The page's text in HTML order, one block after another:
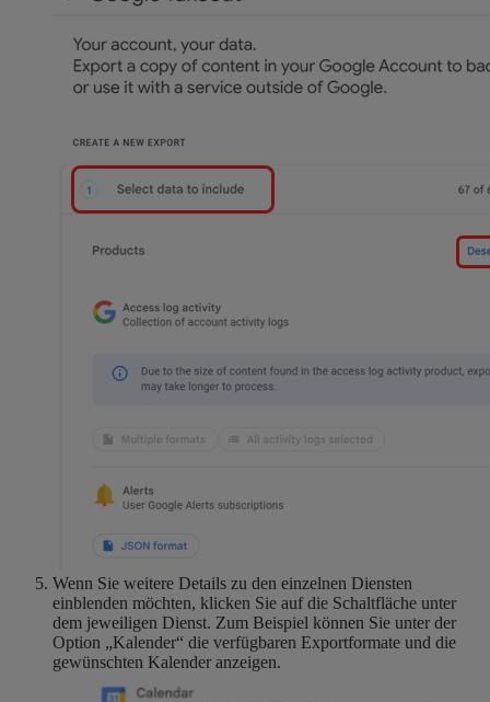
Wenn Sie weitere Details zu den einzelnen Diensten
einblenden möchten, klicken Sie auf die Schaltfläche unter
dem jeweiligen Dienst. Zum Beispiel können Sie unter der
Option „Kalender“ die verfügbaren Exportformate und die
gewünschten Kalender anzeigen.